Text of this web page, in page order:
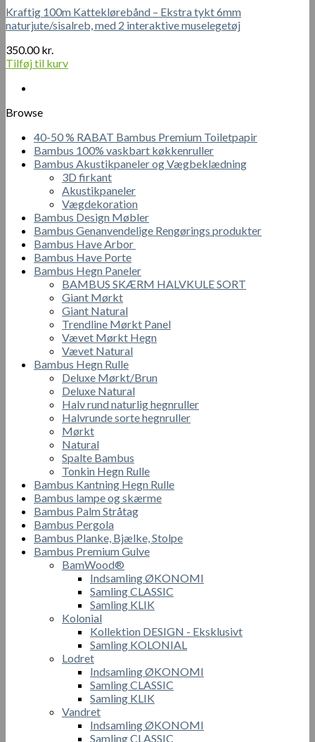
Kraftig 100m Katteklørebånd – Ekstra tykt 6mm
naturjute/sisalreb, med 2 interaktive muselegetøj
350.00kr.
Tilføj til kurv
Browse
40-50 % RABAT Bambus Premium Toiletpapir
Bambus 100% vaskbart køkkenruller
Bambus Akustikpaneler og Vægbeklædning
3D firkant
Akustikpaneler
Vægdekoration
Bambus Design Møbler
Bambus Genanvendelige Rengørings produkter
Bambus Have Arbor
Bambus Have Porte
Bambus Hegn Paneler
BAMBUS SKÆRM HALVKULE SORT
Giant Mørkt
Giant Natural
Trendline Mørkt Panel
Vævet Mørkt Hegn
Vævet Natural
Bambus Hegn Rulle
Deluxe Mørkt/Brun
Deluxe Natural
Halv rund naturlig hegnruller
Halvrunde sorte hegnruller
Mørkt
Natural
Spalte Bambus
Tonkin Hegn Rulle
Bambus Kantning Hegn Rulle
Bambus lampe og skærme
Bambus Palm Stråtag
Bambus Pergola
Bambus Planke, Bjælke, Stolpe
Bambus Premium Gulve
BamWood®
Indsamling ØKONOMI
Samling CLASSIC
Samling KLIK
Kolonial
Kollektion DESIGN - Eksklusivt
Samling KOLONIAL
Lodret
Indsamling ØKONOMI
Samling CLASSIC
Samling KLIK
Vandret
Indsamling ØKONOMI
Samling CLASSIC